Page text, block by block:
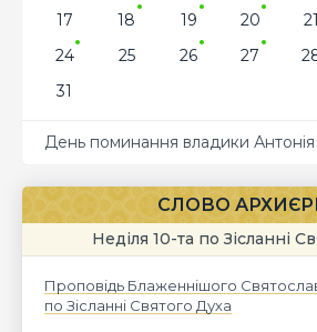
17
18 19 20 21
24
25 26 27
31
День поминання владики
СЛОВО
Неділя 10-та по Зісланні
Проповідь Блаженнішого
по Зісланні Святого Духа